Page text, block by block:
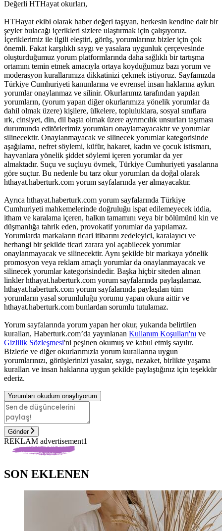
Değerli HTHayat okurları,
HTHayat ekibi olarak haber değeri taşıyan, herkesin kendine dair bir
şeyler bulacağı içerikleri sizlere ulaştırmak için çalışıyoruz.
İçeriklerimiz ile ilgili eleştiri, görüş, yorumlarınız bizler için çok
önemli. Fakat karşılıklı saygı ve yasalara uygunluk çerçevesinde
oluşturduğumuz yorum platformlarında daha sağlıklı bir tartışma
ortamını temin etmek amacıyla ortaya koyduğumuz bazı yorum ve
moderasyon kurallarımıza dikkatinizi çekmek istiyoruz. Sayfamızda
Türkiye Cumhuriyeti kanunlarına ve evrensel insan haklarına aykırı
yorumlar onaylanmaz ve silinir. Okurlarımız tarafından yapılan
yorumların, (yorum yapan diğer okurlarımıza yönelik yorumlar da
dahil olmak üzere) kişilere, ülkelere, topluluklara, sosyal sınıflara
ırk, cinsiyet, din, dil başta olmak üzere ayrımcılık unsurları taşıması
durumunda editörlerimiz yorumları onaylamayacaktır ve yorumlar
silinecektir. Onaylanmayacak ve silinecek yorumlar kategorisinde
aşağılama, nefret söylemi, küfür, hakaret, kadın ve çocuk istismarı,
hayvanlara yönelik şiddet söylemi içeren yorumlar da yer
almaktadır. Suçu ve suçluyu övmek, Türkiye Cumhuriyeti yasalarına
göre suçtur. Bu nedenle bu tarz okur yorumları da doğal olarak
hthayat.haberturk.com yorum sayfalarında yer almayacaktır.
Ayrıca hthayat.haberturk.com yorum sayfalarında Türkiye
Cumhuriyeti mahkemelerinde doğruluğu ispat edilemeyecek iddia,
itham ve karalama içeren, halkın tamamını veya bir bölümünü kin ve
düşmanlığa tahrik eden, provokatif yorumlar da yapılamaz.
Yorumlarda markaların ticari itibarını zedeleyici, karalayıcı ve
herhangi bir şekilde ticari zarara yol açabilecek yorumlar
onaylanmayacak ve silinecektir. Aynı şekilde bir markaya yönelik
promosyon veya reklam amaçlı yorumlar da onaylanmayacak ve
silinecek yorumlar kategorisindedir. Başka hiçbir siteden alınan
linkler hthayat.haberturk.com yorum sayfalarında paylaşılamaz.
hthayat.haberturk.com yorum sayfalarında paylaşılan tüm
yorumların yasal sorumluluğu yorumu yapan okura aittir ve
hthayat.haberturk.com bunlardan sorumlu tutulamaz.
Yorum sayfalarında yorum yapan her okur, yukarıda belirtilen
kuralları, Haberturk.com’da yayınlanan Kullanım Koşulları'nı ve
Gizlilik Sözleşmesi'ni peşinen okumuş ve kabul etmiş sayılır.
Bizlerle ve diğer okurlarımızla yorum kurallarına uygun
yorumlarınızı, görüşlerinizi yasalar, saygı, nezaket, birlikte yaşama
kuralları ve insan haklarına uygun şekilde paylaştığınız için teşekkür
ederiz.
Yorumları okudum onaylıyorum
Gönder
REKLAM advertisement1
SON EKLENEN